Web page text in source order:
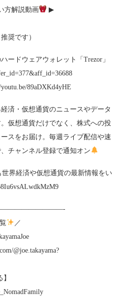
方解説動画
▶︎
奨です）
ードウェアウォレット「Trezor」
89aDXKd4yHE
済・仮想通貨のニュースやデータ
仮想通貨だけでなく、株式への投
スをお届け。毎週ライブ配信や速
チャンネル登録で通知オン
世界経済や仮想通貨の最新情報をい
／
@joe.takayama?